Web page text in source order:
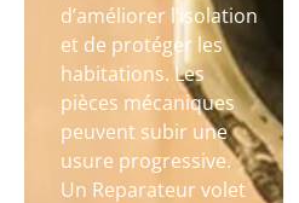
d’améliorer l’isolation
et de protéger les
habitations. Les
pièces mécaniques
peuvent subir une
usure progressive.
Un Reparateur volet